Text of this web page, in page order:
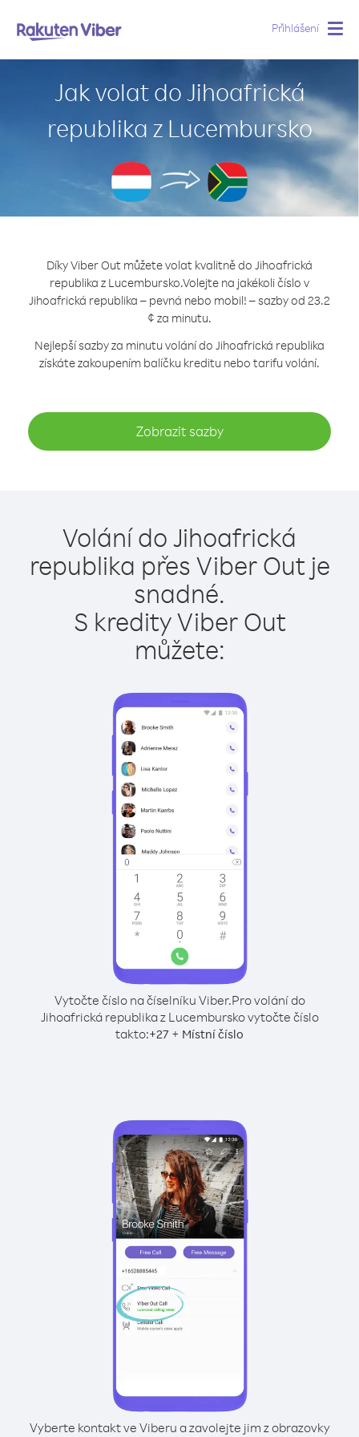
Přihlášení
Jak volat do Jihoafrická
republika z Lucembursko
Díky Viber Out můžete volat kvalitně do Jihoafrická
republika z Lucembursko.Volejte na jakékoli číslo v
Jihoafrická republika – pevná nebo mobil! – sazby od 23.2
¢ za minutu.
Nejlepší sazby za minutu volání do Jihoafrická republika
získáte zakoupením balíčku kreditu nebo tarifu volání.
Zobrazit sazby
Volání do Jihoafrická
republika přes Viber Out je
snadné.
S kredity Viber Out
můžete:
Vytočte číslo na číselníku Viber.Pro volání do
Jihoafrická republika z Lucembursko vytočte číslo
takto:+27 + Místní číslo
Vyberte kontakt ve Viberu a zavolejte jim z obrazovky